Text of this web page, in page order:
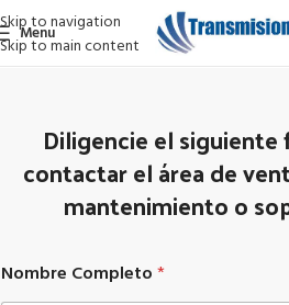
Skip to navigation
Skip to main content
Menu
Diligencie el
contactar el área de
mantenimiento o
Nombre Completo*